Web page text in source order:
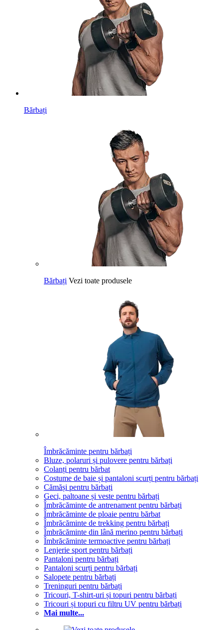
Bărbați
Bărbați Vezi toate produsele
Îmbrăcăminte pentru bărbați
Bluze, polaruri și pulovere pentru bărbați
Colanți pentru bărbat
Costume de baie și pantaloni scurți pentru bărbați
Cămăși pentru bărbați
Geci, paltoane și veste pentru bărbați
Îmbrăcăminte de antrenament pentru bărbați
Îmbrăcăminte de ploaie pentru bărbat
Îmbrăcăminte de trekking pentru bărbați
Îmbrăcăminte din lână merino pentru bărbați
Îmbrăcăminte termoactive pentru bărbați
Lenjerie sport pentru bărbați
Pantaloni pentru bărbați
Pantaloni scurți pentru bărbați
Salopete pentru bărbați
Treninguri pentru bărbați
Tricouri, T-shirt-uri și topuri pentru bărbați
Tricouri și topuri cu filtru UV pentru bărbați
Mai multe...